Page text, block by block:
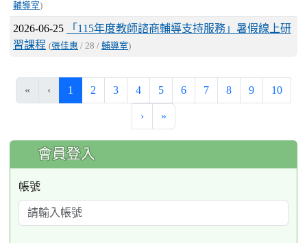
輔導室)
2026-06-25
「115年度教師諮商輔導支持服務」暑假線上研
習課程 (張佳惠 / 28 / 輔導室)
« ‹ 1 (current)
2 3 4 5 6 7 8 9 10
› »
:::
會員登入
帳號